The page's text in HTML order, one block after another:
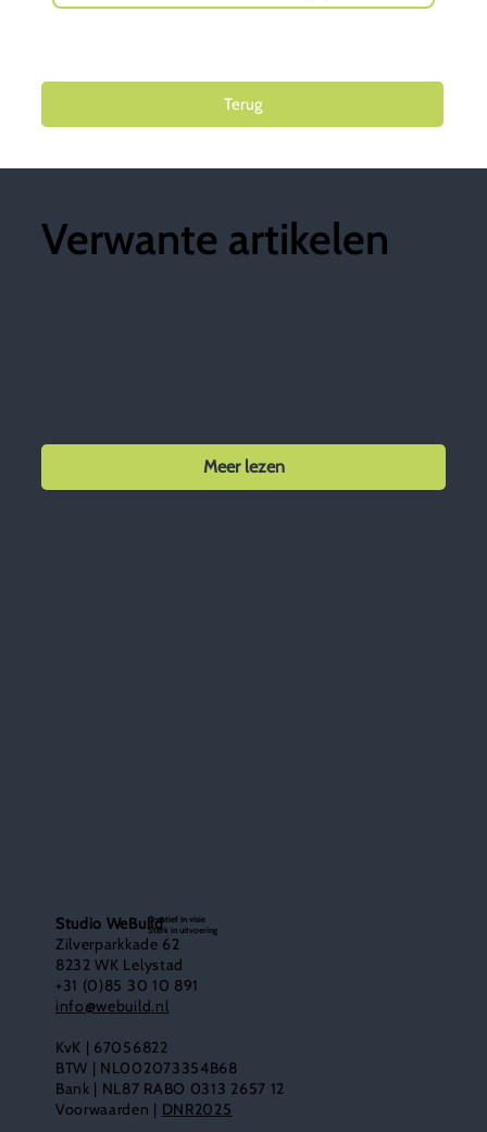
Terug
Verwante artikelen
Meer lezen
Studio WeBuild
Zilverparkkade 62
8232 WK Lelystad
+31 (0)85 30 10 891
info@webuild.nl
KvK | 67056822
BTW | NL002073354B68
Bank | NL87 RABO 0313 2657 12
Voorwaarden | DNR2025
Creatief in visie
Sterk in uitvoering